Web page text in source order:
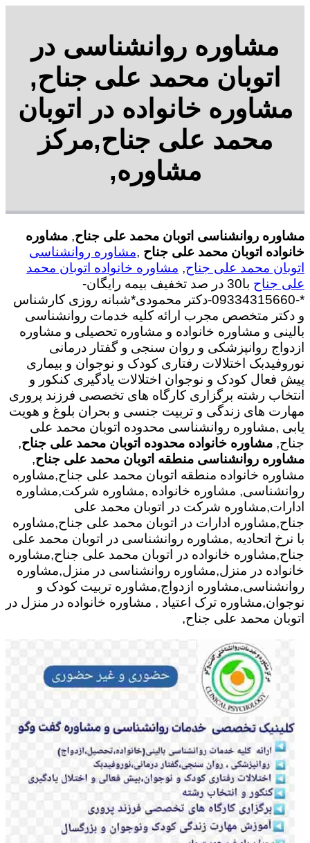
مشاوره روانشناسی در
اتوبان محمد علی جناح,
مشاوره خانواده در اتوبان
محمد علی جناح,مرکز
مشاوره,
مشاوره روانشناسی اتوبان محمد علی جناح, مشاوره
خانواده اتوبان محمد علی جناح ,مشاوره روانشناسی
اتوبان محمد علی جناح, مشاوره خانواده اتوبان محمد
علی جناح
با30 در صد تخفیف بیمه رایگان-
*-09334315660-دکتر محمودی*شبانه روزی کارشناس
و دکتر متخصص مجرب ارائه کلیه خدمات روانشناسی
بالینی و مشاوره خانواده و مشاوره تحصیلی و مشاوره
ازدواج روانپزشکی و روان سنجی و گفتار درمانی
نوروفیدبک اختلالات رفتاری کودک و نوجوان و بیماری
پیش فعال کودک و نوجوان اختلالات یادگیری کنکور و
انتخاب رشته برگزاری کارگاه های تخصصی فرزند پروری
مهارت های زندگی و تربیت جنسی و بحران بلوغ و هویت
یابی ,مشاوره روانشناسی محدوده اتوبان محمد علی
جناح, مشاوره خانواده محدوده اتوبان محمد علی جناح,
مشاوره روانشناسی منطقه اتوبان محمد علی جناح,
مشاوره خانواده منطقه اتوبان محمد علی جناح,مشاوره
روانشناسی, مشاوره خانواده ,مشاوره شرکت,مشاوره
ادارات,مشاوره شرکت در اتوبان محمد علی
جناح,مشاوره ادارات در اتوبان محمد علی جناح,مشاوره
با نرخ اتحادیه ,مشاوره روانشناسی در اتوبان محمد علی
جناح,مشاوره خانواده در اتوبان محمد علی جناح,مشاوره
خانواده در منزل,مشاوره روانشناسی در منزل,مشاوره
روانشناسی,مشاوره ازدواج,مشاوره تربیت کودک و
نوجوان,مشاوره ترک اعتیاد , مشاوره خانواده در منزل در
اتوبان محمد علی جناح,